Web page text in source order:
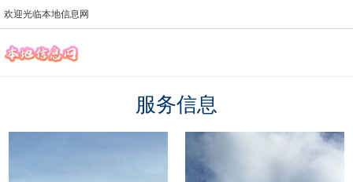
欢迎光临本地信息网
服务信息